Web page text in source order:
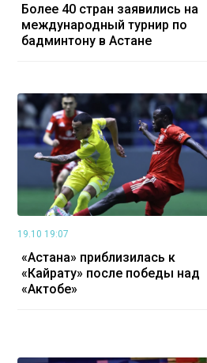
Более 40 стран заявились на
международный турнир по
бадминтону в Астане
19.10 19:07
«Астана» приблизилась к
«Кайрату» после победы над
«Актобе»